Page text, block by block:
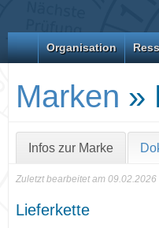
Organisation
Marken »
Infos zur Marke
Zuletzt bearbeitet am 09.02.2026
Lieferkette